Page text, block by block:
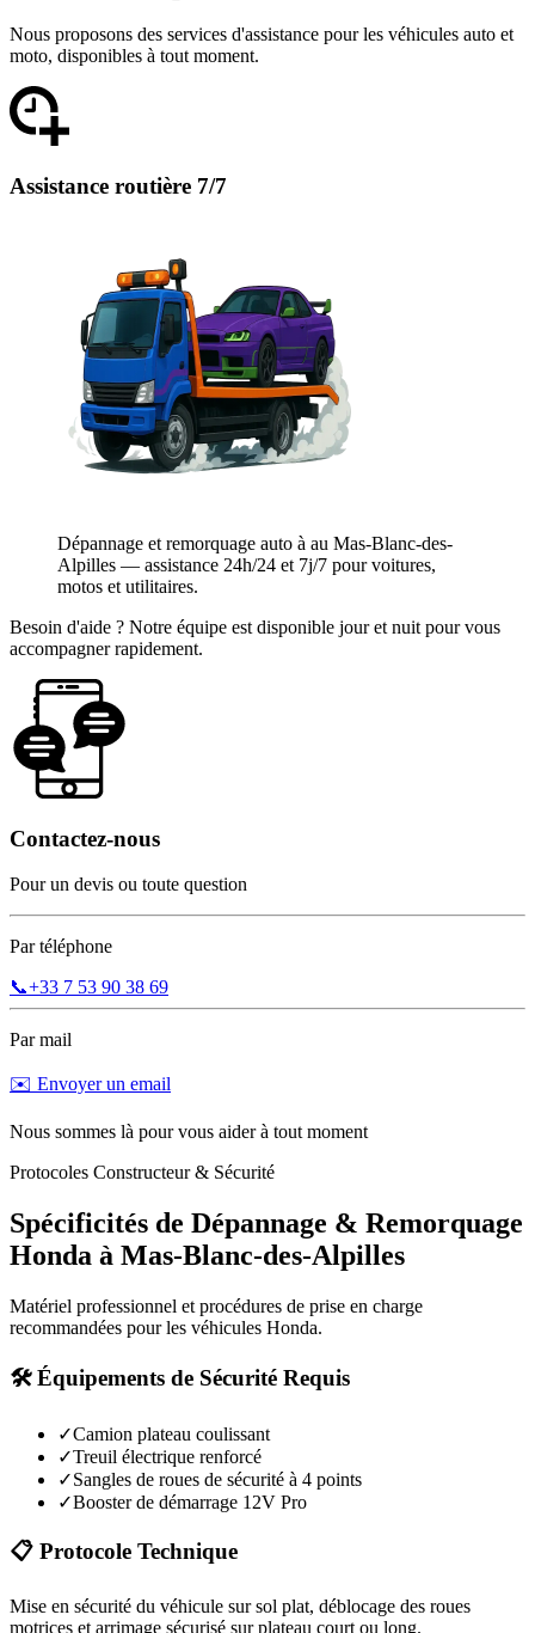
Nous proposons des services d'assistance pour les véhicules auto et
moto, disponibles à tout moment.
Assistance routière 7/7
Dépannage et remorquage auto à au Mas-Blanc-des-
Alpilles — assistance 24h/24 et 7j/7 pour voitures,
motos et utilitaires.
Besoin d'aide ? Notre équipe est disponible jour et nuit pour vous
accompagner rapidement.
Contactez-nous
Pour un devis ou toute question
Par téléphone
📞+33 7 53 90 38 69
Par mail
✉️ Envoyer un email
Nous sommes là pour vous aider à tout moment
Protocoles Constructeur & Sécurité
Spécificités de Dépannage & Remorquage
Honda à Mas-Blanc-des-Alpilles
Matériel professionnel et procédures de prise en charge
recommandées pour les véhicules Honda.
🛠️ Équipements de Sécurité Requis
✓Camion plateau coulissant
✓Treuil électrique renforcé
✓Sangles de roues de sécurité à 4 points
✓Booster de démarrage 12V Pro
📋 Protocole Technique
Mise en sécurité du véhicule sur sol plat, déblocage des roues
motrices et arrimage sécurisé sur plateau court ou long.